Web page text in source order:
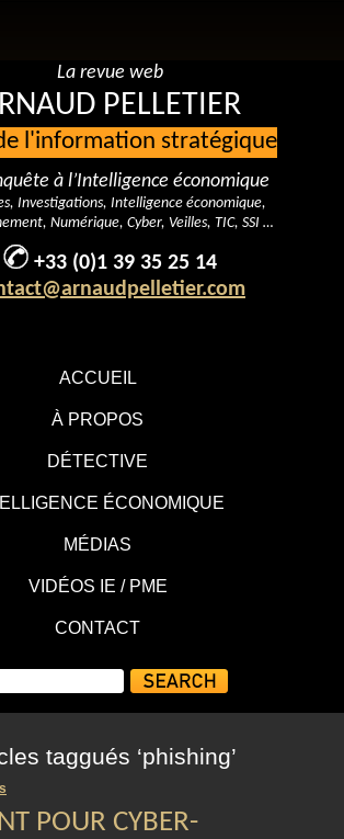
ACCUEIL
À PROPOS
DÉTECTIVE
ÉCONOMIQUE
MÉDIAS
VIDÉOS IE / PME
CONTACT
La revue web
PELLETIER
l'information stratégique
à l’Intelligence économique
Investigations, Intelligence économique,
Numérique, Cyber, Veilles, TIC, SSI …
+33 (0)1 39 35 25 14
taggués ‘phishing’
POUR CYBER-